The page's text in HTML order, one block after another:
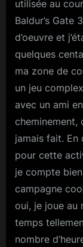
utilisée au
Baldur’s Gate
d’oeuvre et
quelques
ma zone de
un jeu
avec un ami
cheminement,
jamais fait. En
pour cette
je compte
campagne
oui, je joue au
temps
nombre